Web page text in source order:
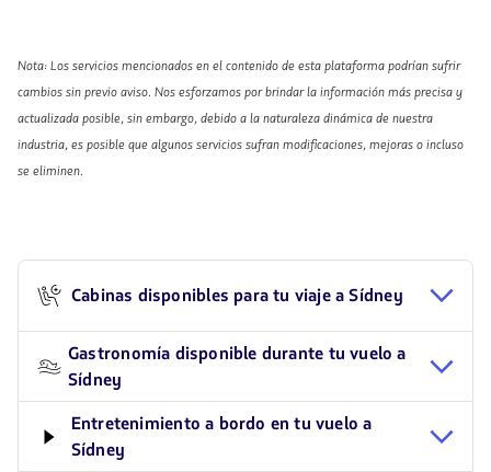
Nota: Los servicios mencionados en el contenido de esta plataforma podrían sufrir
cambios sin previo aviso. Nos esforzamos por brindar la información más precisa y
actualizada posible, sin embargo, debido a la naturaleza dinámica de nuestra
industria, es posible que algunos servicios sufran modificaciones, mejoras o incluso
se eliminen.
Cabinas disponibles para tu viaje a Sídney
Gastronomía disponible durante tu vuelo a
Sídney
Entretenimiento a bordo en tu vuelo a
Sídney